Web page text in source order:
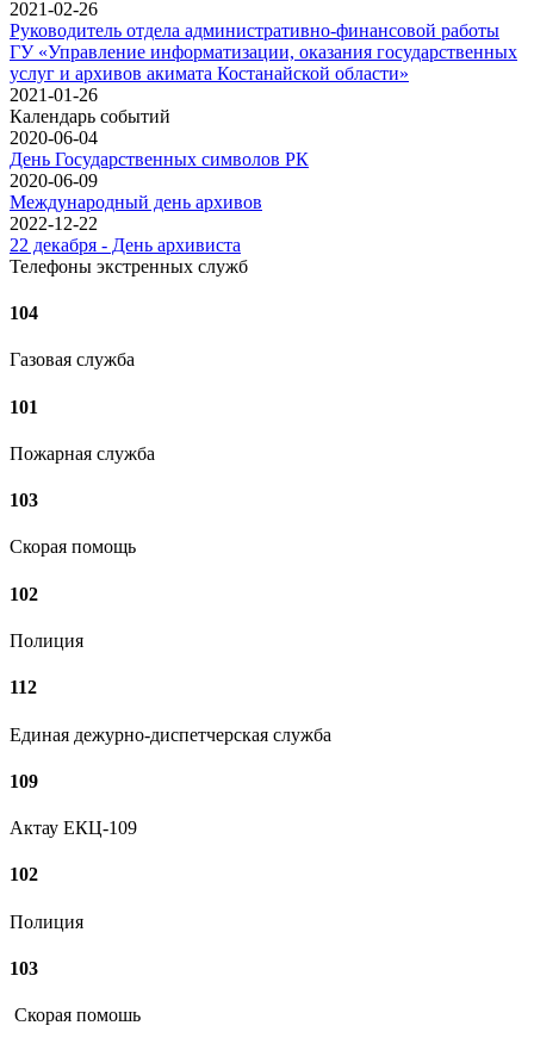
2021-02-26
Руководитель отдела административно-финансовой работы
ГУ «Управление информатизации, оказания государственных
услуг и архивов акимата Костанайской области»
2021-01-26
Календарь событий
2020-06-04
День Государственных символов РК
2020-06-09
Международный день архивов
2022-12-22
22 декабря - День архивиста
Телефоны экстренных служб
104
Газовая служба
101
Пожарная служба
103
Скорая помощь
102
Полиция
112
Единая дежурно-диспетчерская служба
109
Актау ЕКЦ-109
102
Полиция
103
Скорая помошь